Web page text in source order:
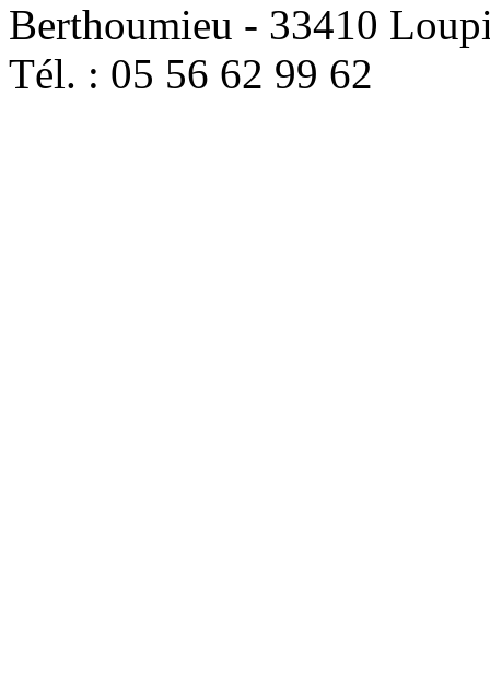
Berthoumieu - 33410
Tél. : 05 56 62 99 62